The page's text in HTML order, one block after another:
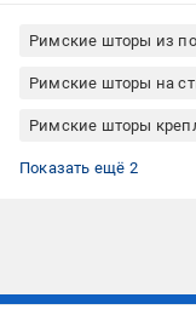
Римские шторы из
Римские шторы на
Римские шторы
Римские шторы
Римские шторы
Показать ещё 2